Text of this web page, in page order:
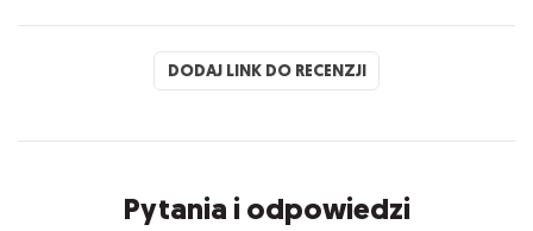
DODAJ LINK DO RECENZJI
Pytania i odpowiedzi